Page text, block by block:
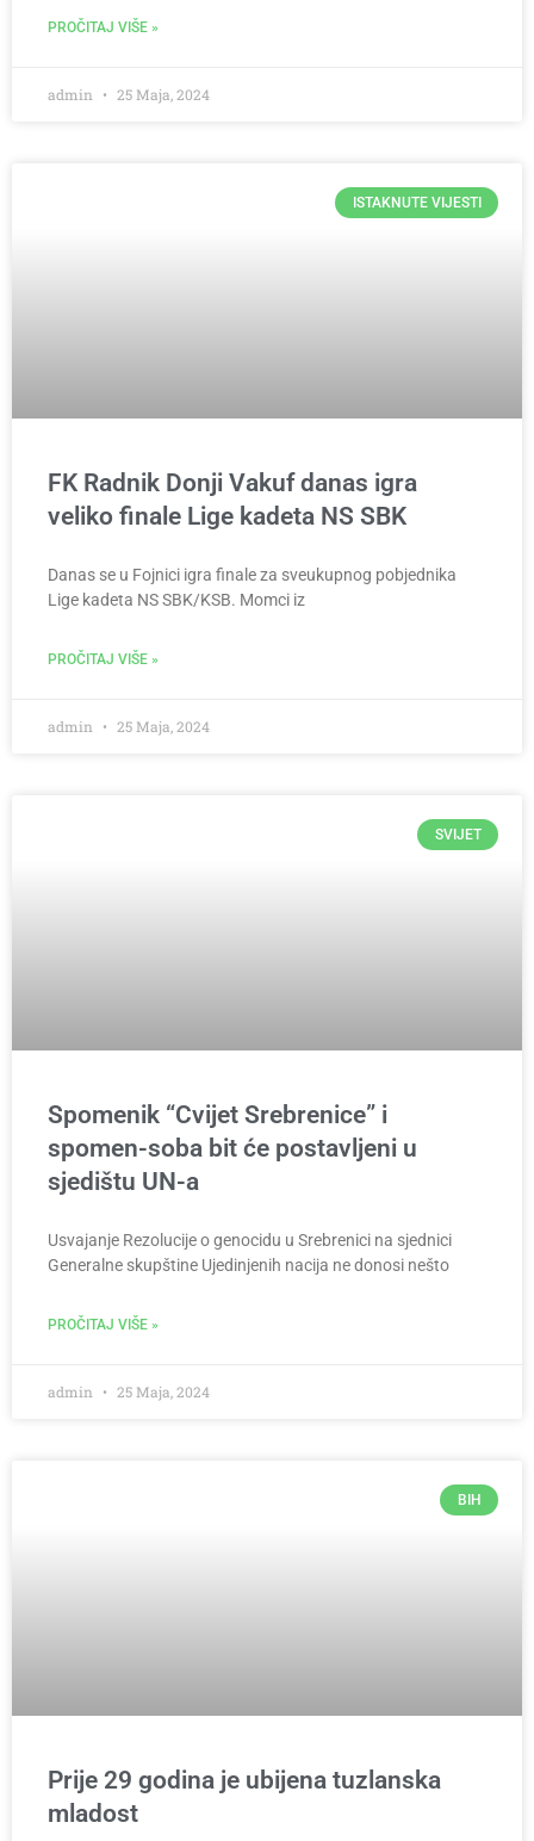
PROČITAJ VIŠE »
admin 25 Maja, 2024
ISTAKNUTE VIJESTI
FK Radnik Donji Vakuf danas igra
veliko finale Lige kadeta NS SBK
Danas se u Fojnici igra finale za sveukupnog pobjednika
Lige kadeta NS SBK/KSB. Momci iz
PROČITAJ VIŠE »
admin 25 Maja, 2024
SVIJET
Spomenik “Cvijet Srebrenice” i
spomen-soba bit će postavljeni u
sjedištu UN-a
Usvajanje Rezolucije o genocidu u Srebrenici na sjednici
Generalne skupštine Ujedinjenih nacija ne donosi nešto
PROČITAJ VIŠE »
admin 25 Maja, 2024
BIH
Prije 29 godina je ubijena tuzlanska
mladost